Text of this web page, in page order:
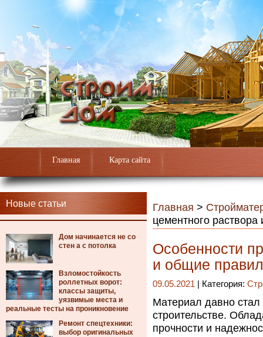
Главная Карта сайта
Новые статьи
Дом начинается не со
стен а с потолка
Взломостойкость
роллетных ворот:
классы защиты,
уязвимые места и
реальные тесты на проникновение
Ремонт спецтехники:
выбор оригинальных
Главная >
цементного
Особенности
и общие
09.05.2021 | Категория:
Материал давно
строительстве.
прочности и